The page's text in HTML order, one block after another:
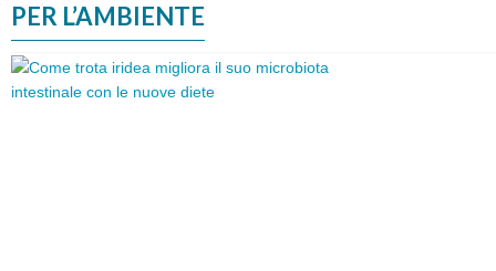
PER L’AMBIENTE